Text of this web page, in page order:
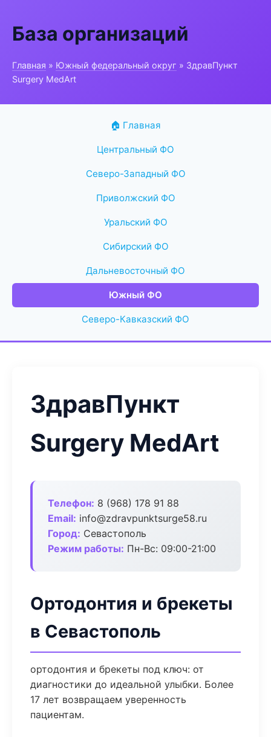
База организаций
Главная » Южный федеральный округ » ЗдравПункт
Surgery MedArt
🏠 Главная
Центральный ФО
Северо-Западный ФО
Приволжский ФО
Уральский ФО
Сибирский ФО
Дальневосточный ФО
Южный ФО
Северо-Кавказский ФО
ЗдравПункт
Surgery MedArt
Телефон: 8 (968) 178 91 88
Email: info@zdravpunktsurge58.ru
Город: Севастополь
Режим работы: Пн-Вс: 09:00-21:00
Ортодонтия и брекеты
в Севастополь
ортодонтия и брекеты под ключ: от
диагностики до идеальной улыбки. Более
17 лет возвращаем уверенность
пациентам.